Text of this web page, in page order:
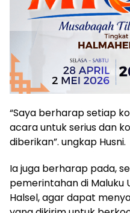
“Saya berharap setiap
acara untuk serius dan
diberikan”. ungkap Husni.
Ia juga berharap pada,
pemerintahan di Maluku
Halsel, agar dapat